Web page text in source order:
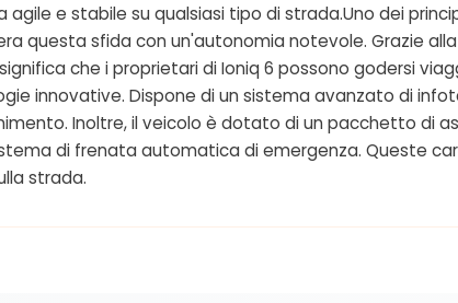
agile e stabile su qualsiasi tipo di strada.Uno dei
questa sfida con un'autonomia notevole. Grazie
che i proprietari di Ioniq 6 possono godersi
innovative. Dispone di un sistema avanzato di
Inoltre, il veicolo è dotato di un pacchetto di
di frenata automatica di emergenza. Queste
strada.